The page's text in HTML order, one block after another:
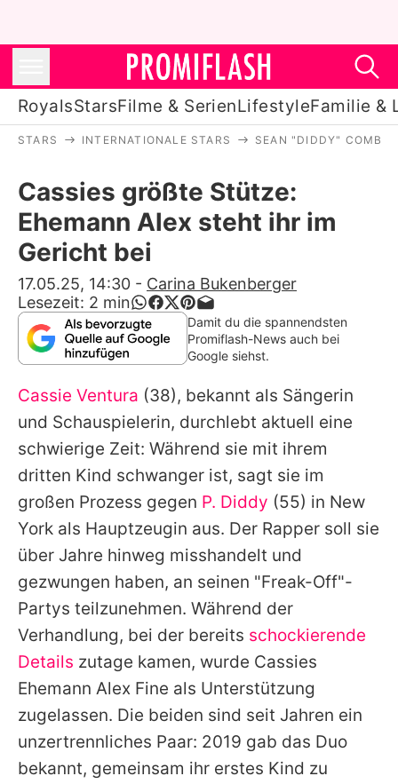
RoyalsStarsFilme & SerienLifestyleFamilie &
Stars
Filme & Serien
Lifestyle
Familie & Liebe
Promiflash Exklusiv
Alle Themen auf Promiflash
Jobs
App runterladen
Team
Redaktionelle Richtlinien
Impressum
Datenschutzerklärung
Nutzungsbedingungen
Utiq verwalten
STARS INTERNATIONALE STARS SEAN "DIDDY" COMBS
Cassies größte Stütze:
Ehemann Alex steht ihr im
Gericht bei
17.05.25, 14:30 - Carina Bukenberger
Lesezeit: 2 min
Damit du die spannendsten
Promiflash-News auch bei
Google siehst.
Cassie Ventura (38), bekannt als Sängerin
und Schauspielerin, durchlebt aktuell eine
schwierige Zeit: Während sie mit ihrem
dritten Kind schwanger ist, sagt sie im
großen Prozess gegen P. Diddy (55) in New
York als Hauptzeugin aus. Der Rapper soll sie
über Jahre hinweg misshandelt und
gezwungen haben, an seinen "Freak-Off"-
Partys teilzunehmen. Während der
Verhandlung, bei der bereits schockierende
Details zutage kamen, wurde Cassies
Ehemann Alex Fine als Unterstützung
zugelassen. Die beiden sind seit Jahren ein
unzertrennliches Paar: 2019 gab das Duo
bekannt, gemeinsam ihr erstes Kind zu